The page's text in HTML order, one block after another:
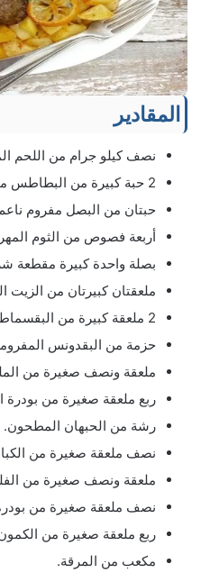
المقادير
نصف كيلو جرام من اللحم
2 حبة كبيرة من البطاطس مقطعة بشكل دائري إلى شرائح.
حبتان من البصل مفروم
أربعة فصوص من الثوم
بصلة واحدة كبيرة مقطعة
ملعقتان كبيرتان من الزيت
2 ملعقة كبيرة من البقسماط.
حزمة من البقدونس
ملعقة ونصف صغيرة من
ربع ملعقة صغيرة من بودرة
رشة من الحبهان المطحون.
نصف ملعقة صغيرة من
ملعقة ونصف صغيرة من
نصف ملعقة صغيرة من بودرة
ربع ملعقة صغيرة من
مكعب من المرقة.